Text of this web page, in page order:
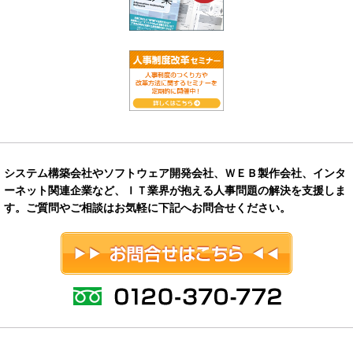
システム構築会社やソフトウェア開発会社、ＷＥＢ製作会社、インタ
ーネット関連企業など、ＩＴ業界が抱える人事問題の解決を支援しま
す。ご質問やご相談はお気軽に下記へお問合せください。